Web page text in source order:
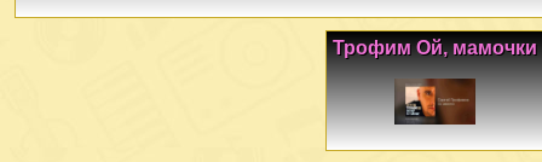
Трофим Ой, мамочки